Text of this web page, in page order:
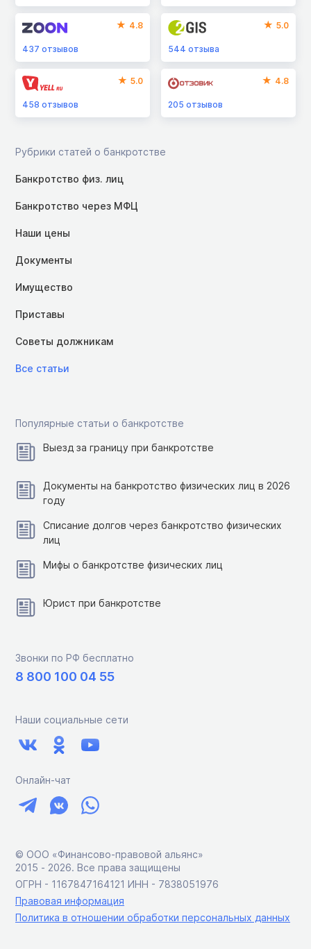
4.8
437 отзывов
5.0
544отзыва
5.0
458 отзывов
4.8
205отзывов
Рубрики статей о банкротстве
Банкротство физ. лиц
Банкротство через МФЦ
Наши цены
Документы
Имущество
Приставы
Советы должникам
Все статьи
Популярные статьи о банкротстве
Выезд за границу при банкротстве
Документы на банкротство физических лиц в 2026
году
Списание долгов через банкротство физических
лиц
Мифы о банкротстве физических лиц
Юрист при банкротстве
Звонки по РФ бесплатно
8 800 100 04 55
Наши социальные сети
Онлайн-чат
© ООО «Финансово-правовой альянс»
2015 ‑ 2026. Все права защищены
ОГРН - 1167847164121 ИНН - 7838051976
Правовая информация
Политика в отношении обработки персональных данных